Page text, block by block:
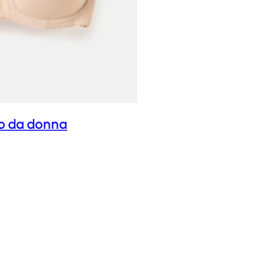
da donna